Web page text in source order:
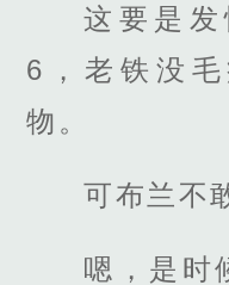
这要是
6，老铁没
物。
可布兰不
嗯，是时